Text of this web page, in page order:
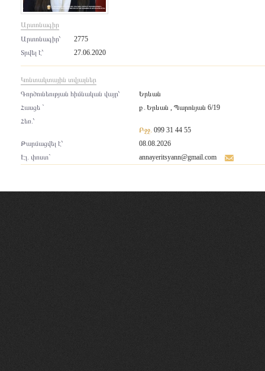
Արտոնագիր
Արտոնագիր՝
2775
Տրվել է՝
27.06.2020
Կոնտակտային տվյալներ
Գործունեության հիմնական վայր՝
Երևան
Հասցե `
ք․Երևան , Պարոնյան 6/19
Հեռ.՝
Բջջ. 099 31 44 55
Թարմացվել է՝
08.08.2026
Էլ. փոստ`
annayeritsyann@gmail.com